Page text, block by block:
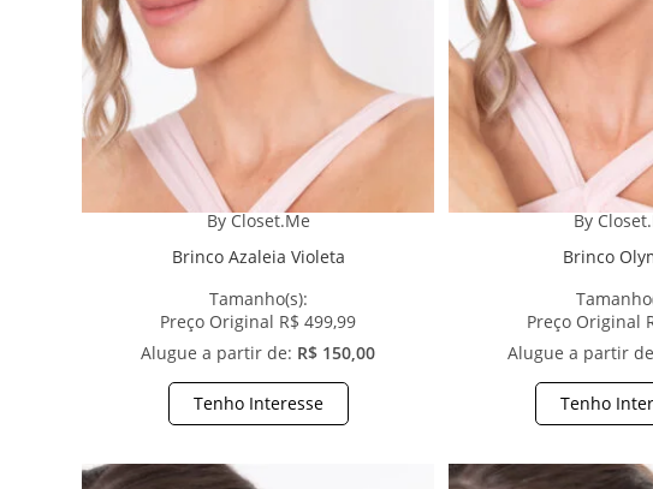
By Closet.Me
Brinco Azaleia Violeta
Tamanho(s):
Preço Original R$ 499,99
Alugue a partir de: R$ 150,00
Tenho Interesse
By
Brinco
Preço Original
Alugue a partir
Tenho